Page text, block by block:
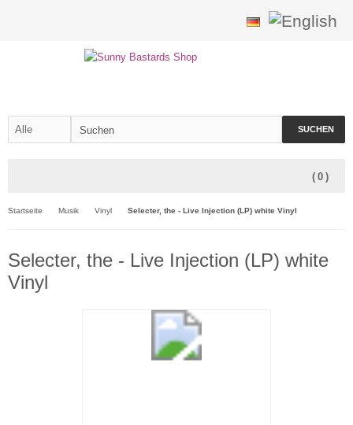
SUCHEN
( 0 )
Startseite Musik Vinyl Selecter, the - Live Injection (LP) white Vinyl
Selecter, the - Live Injection (LP) white
Vinyl